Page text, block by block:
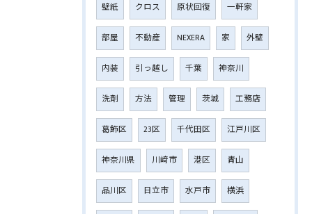
壁紙 クロス 原状回復 一軒家
部屋 不動産 NEXERA 家 外壁
内装 引っ越し 千葉 神奈川
洗剤 方法 管理 茨城 工務店
葛飾区 23区 千代田区 江戸川区
神奈川県 川﨑市 港区 青山
品川区 日立市 水戸市 横浜